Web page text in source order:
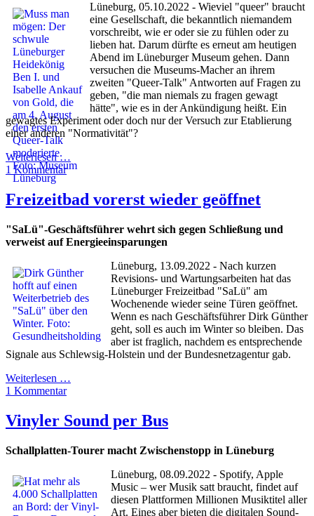
Lüneburg, 05.10.2022 - Wieviel "queer" braucht
eine Gesellschaft, die bekanntlich niemandem
vorschreibt, wie er oder sie zu fühlen oder zu
lieben hat. Darum dürfte es erneut am heutigen
Abend im Lüneburger Museum gehen. Dann
versuchen die Museums-Macher an ihrem
zweiten "Queer-Talk" Antworten auf Fragen zu
geben, "die man niemals zu fragen gewagt
hätte", wie es in der Ankündigung heißt. Ein
gewagtes Experiment oder doch nur der Versuch zur Etablierung
einer anderen "Normativität"?
Weiterlesen …
1 Kommentar
Freizeitbad vorerst wieder geöffnet
"SaLü"-Geschäftsführer wehrt sich gegen Schließung und
verweist auf Energieeinsparungen
Lüneburg, 13.09.2022 - Nach kurzen
Revisions- und Wartungsarbeiten hat das
Lüneburger Freizeitbad "SaLü" am
Wochenende wieder seine Türen geöffnet.
Wenn es nach Geschäftsführer Dirk Günther
geht, soll es auch im Winter so bleiben. Das
aber ist fraglich, nachdem es entsprechende
Signale aus Schlewsig-Holstein und der Bundesnetzagentur gab.
Weiterlesen …
1 Kommentar
Vinyler Sound per Bus
Schallplatten-Tourer macht Zwischenstopp in Lüneburg
Lüneburg, 08.09.2022 - Spotify, Apple
Music – wer Musik satt braucht, findet auf
diesen Plattformen Millionen Musiktitel aller
Art. Eines aber bieten die digitalen Sound-